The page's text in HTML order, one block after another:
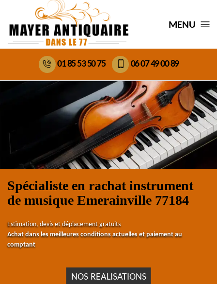
MENU
01 85 53 50 75 06 07 49 00 89
Spécialiste en rachat instrument
de musique Emerainville 77184
Estimation, devis et déplacement gratuits
Achat dans les meilleures conditions actuelles et paiement au
comptant
NOS REALISATIONS